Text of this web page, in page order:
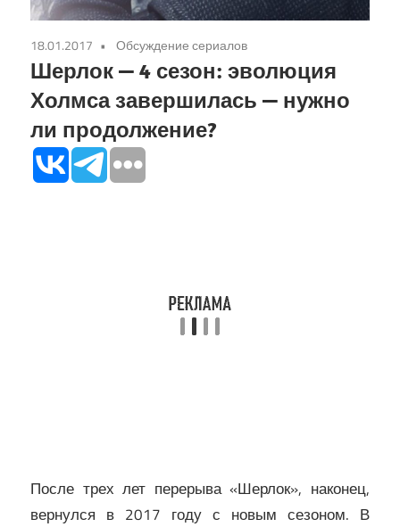
18.01.2017 Обсуждение сериалов
Шерлок — 4 сезон: эволюция
Холмса завершилась — нужно
ли продолжение?
После трех лет перерыва «Шерлок», наконец,
вернулся в 2017 году с новым сезоном. В